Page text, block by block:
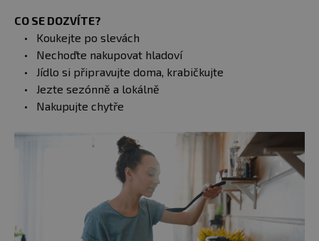
CO SE DOZVÍTE?
Koukejte po slevách
Nechoďte nakupovat hladoví
Jídlo si připravujte doma, krabičkujte
Jezte sezónně a lokálně
Nakupujte chytře